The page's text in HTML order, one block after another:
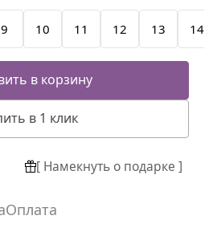
9 10 11 12 13 14
в корзину
в 1 клик
[ Намекнуть о подарке ]
Оплата